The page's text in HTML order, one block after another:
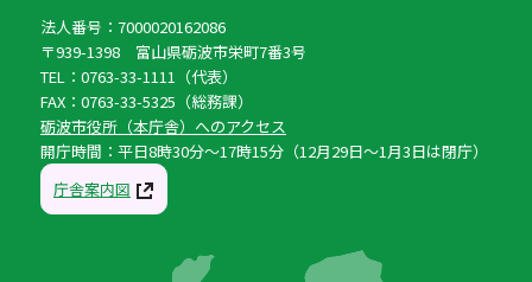
法人番号：7000020162086
〒939-1398 富山県砺波市栄町7番3号
TEL：0763-33-1111（代表）
FAX：0763-33-5325（総務課）
砺波市役所（本庁舎）へのアクセス
開庁時間：平日8時30分〜17時15分（12月29日〜1月3日は閉庁）
庁舎案内図